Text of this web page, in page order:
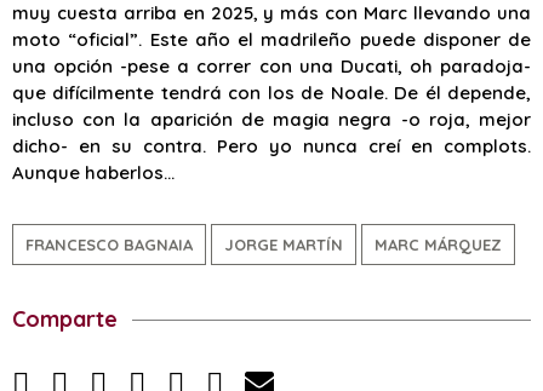
muy cuesta arriba en 2025, y más con Marc llevando una
moto “oficial”. Este año el madrileño puede disponer de
una opción -pese a correr con una Ducati, oh paradoja-
que difícilmente tendrá con los de Noale. De él depende,
incluso con la aparición de magia negra -o roja, mejor
dicho- en su contra. Pero yo nunca creí en complots.
Aunque haberlos…
FRANCESCO BAGNAIA JORGE MARTÍN MARC MÁRQUEZ
Comparte